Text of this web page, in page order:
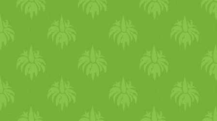
gépem dagasztó funkcióját
használom. :) - Amíg
elkészül a tészta, készítsd el
tölteléket: ha szükséges,
daráld meg a mákot vagy